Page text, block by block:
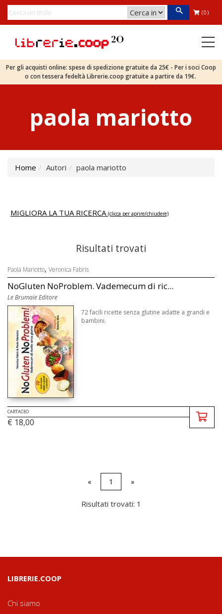
(0)
Per gli acquisti online: spese di spedizione gratuite da 25€ - Per i soci Coop
o con tessera fedeltà Librerie.coop gratuite a partire da 19€.
paola mariotto
Home Autori paola mariotto
MIGLIORA LA TUA RICERCA (clicca per aprire/chiudere)
Risultati trovati
Paola Mariotto, Veronica Fabris
NoGluten NoProblem. Vademecum di ric...
Le Brumaie Editore
72 facili ricette senza glutine adatte a grandi e
bambini.
CARTACEO
€ 18,00
« 1 »
Risultati trovati: 1
LIBRERIE.COOP
Chi siamo